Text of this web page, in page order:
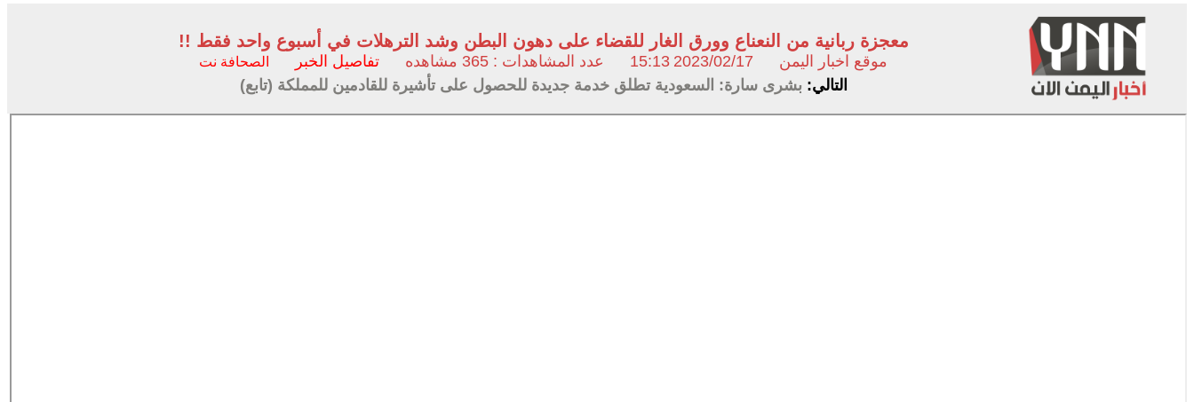
معجزة ربانية من النعناع وورق الغار للقضاء على دهون البطن وشد الترهلات في أسبوع واحد فقط !!
موقع اخبار اليمن 2023/02/17
15:13 عدد المشاهدات : 365 مشاهده تفاصيل الخبر الصحافة نت
التالي: بشرى سارة: السعودية تطلق خدمة جديدة للحصول على تأشيرة للقادمين للمملكة (تابع)